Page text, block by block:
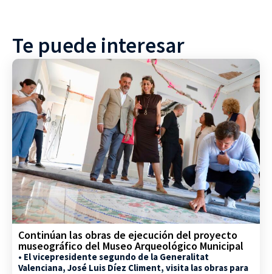
Te puede interesar
Continúan las obras de ejecución del proyecto
museográfico del Museo Arqueológico Municipal
• El vicepresidente segundo de la Generalitat
Valenciana, José Luis Díez Climent, visita las obras para